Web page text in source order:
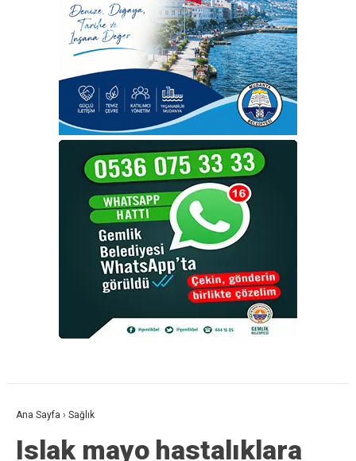
Ana Sayfa › Sağlık
Islak mayo hastalıklara